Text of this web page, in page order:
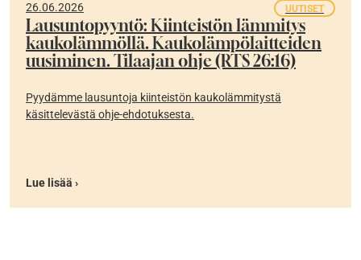
26.06.2026 UUTISET
Lausuntopyyntö: Kiinteistön lämmitys
kaukolämmöllä. Kaukolämpölaitteiden
uusiminen. Tilaajan ohje (RTS 26:16)
Pyydämme lausuntoja kiinteistön kaukolämmitystä
käsittelevästä ohje-ehdotuksesta.
Lue lisää ›